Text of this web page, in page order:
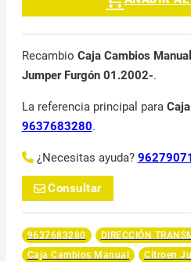
Recambio Caja Cambios Manual
Jumper Furgón 01.2002-.
La referencia principal para
9637683280.
¿Necesitas ayuda?
Consultar
9637683280
DIRECCIÓN
Caja Cambios Manual
Citroen